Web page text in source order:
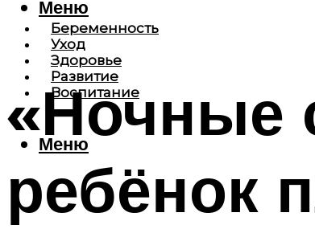
Беременность
Уход
Здоровье
Развитие
Воспитание
Меню
Меню
«Ночные
ребёнок